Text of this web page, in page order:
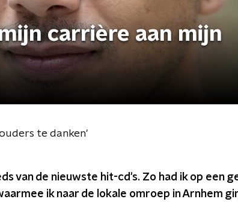
carrière aan mijn
te danken'
van de nieuwste hit-cd's. Zo had ik op een
ik naar de lokale omroep in Arnhem